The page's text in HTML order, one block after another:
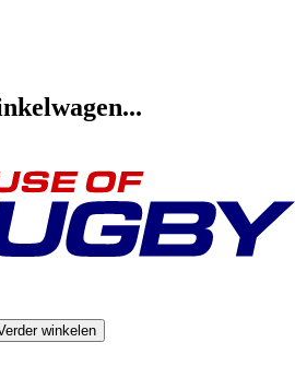
winkelen